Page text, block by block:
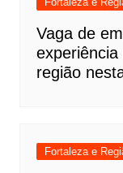
Vaga de
região
Fortaleza e